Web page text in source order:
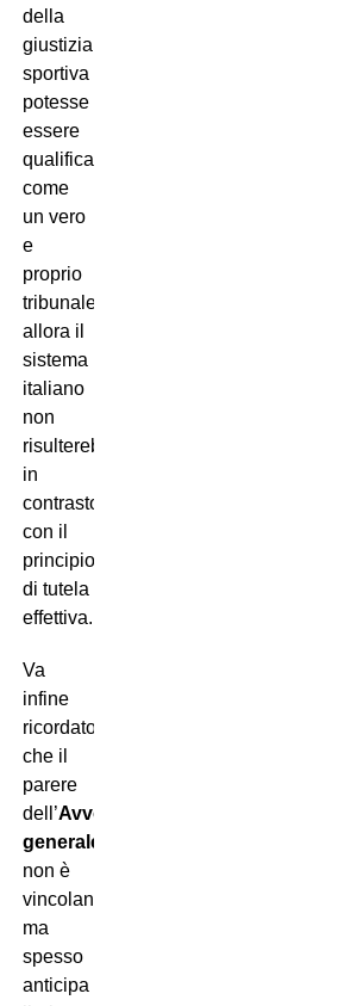
della
giustizia
sportiva
potesse
essere
qualificato
come
un vero
e
proprio
tribunale,
allora il
sistema
italiano
non
risulterebbe
in
contrasto
con il
principio
di tutela
effettiva.
Va
infine
ricordato
che il
parere
dell’Avvocato
generale
non è
vincolante,
ma
spesso
anticipa